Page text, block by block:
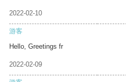
2022-02-10
游客
Hello, Greetings fr
2022-02-09